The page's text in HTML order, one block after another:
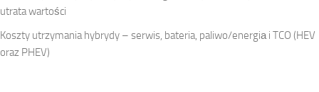
utrata wartości
Koszty utrzymania hybrydy – serwis, bateria, paliwo/energiа i TCO (HEV
oraz PHEV)